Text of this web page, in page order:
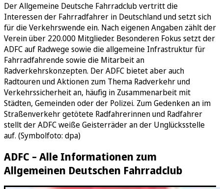
Der Allgemeine Deutsche Fahrradclub vertritt die
Interessen der Fahrradfahrer in Deutschland und setzt sich
für die Verkehrswende ein. Nach eigenen Angaben zählt der
Verein über 220.000 Mitglieder. Besonderen Fokus setzt der
ADFC auf Radwege sowie die allgemeine Infrastruktur für
Fahrradfahrende sowie die Mitarbeit an
Radverkehrskonzepten. Der ADFC bietet aber auch
Radtouren und Aktionen zum Thema Radverkehr und
Verkehrssicherheit an, häufig in Zusammenarbeit mit
Städten, Gemeinden oder der Polizei. Zum Gedenken an im
Straßenverkehr getötete Radfahrerinnen und Radfahrer
stellt der ADFC weiße Geisterräder an der Unglücksstelle
auf. (Symbolfoto: dpa)
ADFC – Alle Informationen zum
Allgemeinen Deutschen Fahrradclub